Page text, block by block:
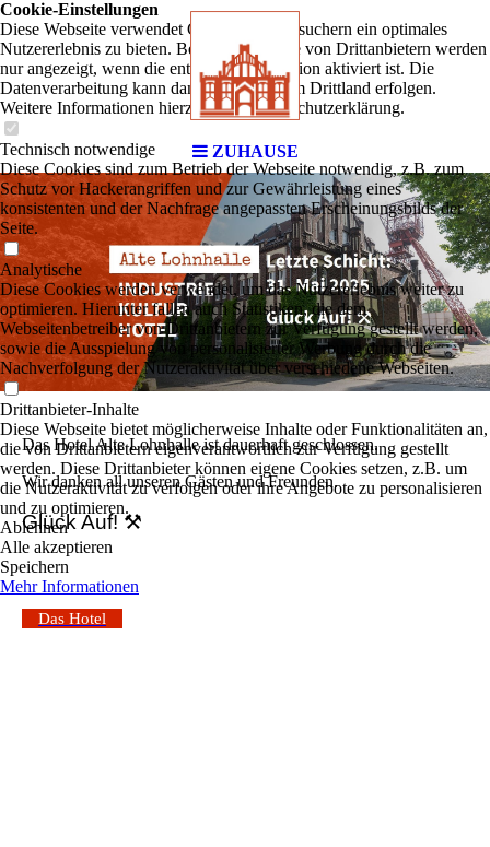
ZUHAUSE
Das Hotel Alte Lohnhalle ist dauerhaft geschlossen.
Wir danken all unseren Gästen und Freunden.
Glück Auf! ⚒
Das Hotel
Cookie-Einstellungen
Diese Webseite verwendet Cookies, um Besuchern ein optimales
Nutzererlebnis zu bieten. Bestimmte Inhalte von Drittanbietern werden
nur angezeigt, wenn die entsprechende Option aktiviert ist. Die
Datenverarbeitung kann dann auch in einem Drittland erfolgen.
Weitere Informationen hierzu in der Datenschutzerklärung.
Technisch notwendige
Diese Cookies sind zum Betrieb der Webseite notwendig, z.B. zum
Schutz vor Hackerangriffen und zur Gewährleistung eines
konsistenten und der Nachfrage angepassten Erscheinungsbilds der
Seite.
Analytische
Diese Cookies werden verwendet, um das Nutzererlebnis weiter zu
optimieren. Hierunter fallen auch Statistiken, die dem
Webseitenbetreiber von Drittanbietern zur Verfügung gestellt werden,
sowie die Ausspielung von personalisierter Werbung durch die
Nachverfolgung der Nutzeraktivität über verschiedene Webseiten.
Drittanbieter-Inhalte
Diese Webseite bietet möglicherweise Inhalte oder Funktionalitäten an,
die von Drittanbietern eigenverantwortlich zur Verfügung gestellt
werden. Diese Drittanbieter können eigene Cookies setzen, z.B. um
die Nutzeraktivität zu verfolgen oder ihre Angebote zu personalisieren
und zu optimieren.
Ablehnen
Alle akzeptieren
Speichern
Mehr Informationen